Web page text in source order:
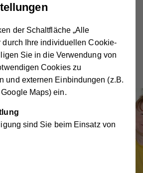
Am besten, Sie rufen
kommt eine Mitarbeiterin vorbei
der Kontaktaufnahme mit
der Besorgung notwendiger
unterstützender Maßnahmen.
der Schaltfläche „Alle
durch Ihre individuellen Cookie-
Sie in die Verwendung von
Cookies zu
und externen Einbindungen (z.B.
Maps) ein.
sind Sie beim Einsatz von